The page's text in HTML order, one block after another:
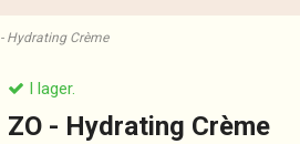
Hydrating Crème
I lager.
ZO - Hydrating Crème